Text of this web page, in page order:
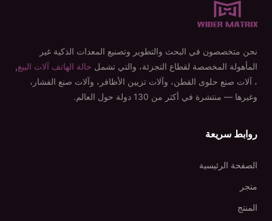
نحن متخصصون في البحث والتطوير وتصنيع المعدات الذكية غير
المأهولة المخصصة لقطاع التجزئة، والتي تشمل حالة الهاتف آلات البيع,
، آلات صنع حلوى القطن، وآلات تزيين الأظافر، وآلات صنع الفشار،
وغيرها — منتشرة في أكثر من 130 دولة حول العالم.
روابط سريعة
الصفحة الرئيسية
متجر
المنتج